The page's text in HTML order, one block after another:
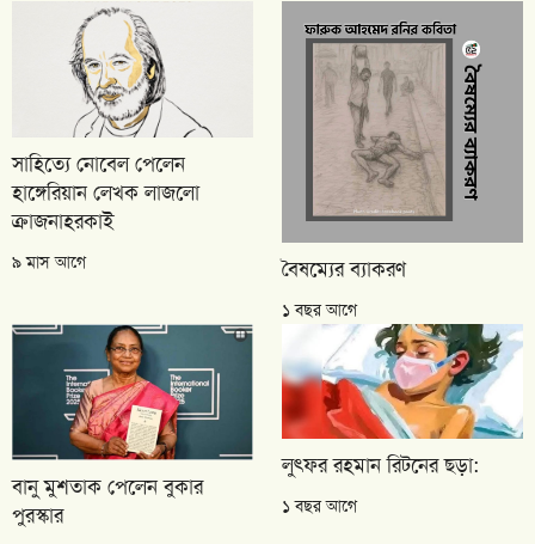
সাহিত্যে নোবেল পেলেন
হাঙ্গেরিয়ান লেখক লাজলো
ক্রাজনাহরকাই
৯ মাস আগে বৈষম্যের ব্যাকরণ
১ বছর আগে
বানু মুশতাক পেলেন বুকার
পুরস্কার
লুৎফর রহমান রিটনের ছড়া:
১ বছর আগে